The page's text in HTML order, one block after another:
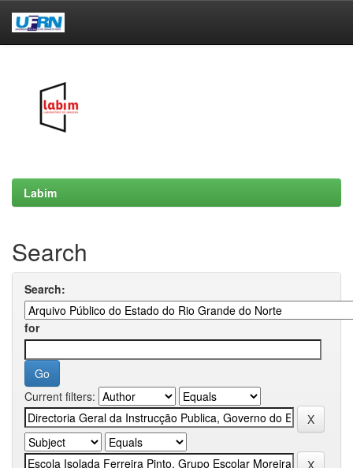
Labim
Search
Search:
for
Current filters: